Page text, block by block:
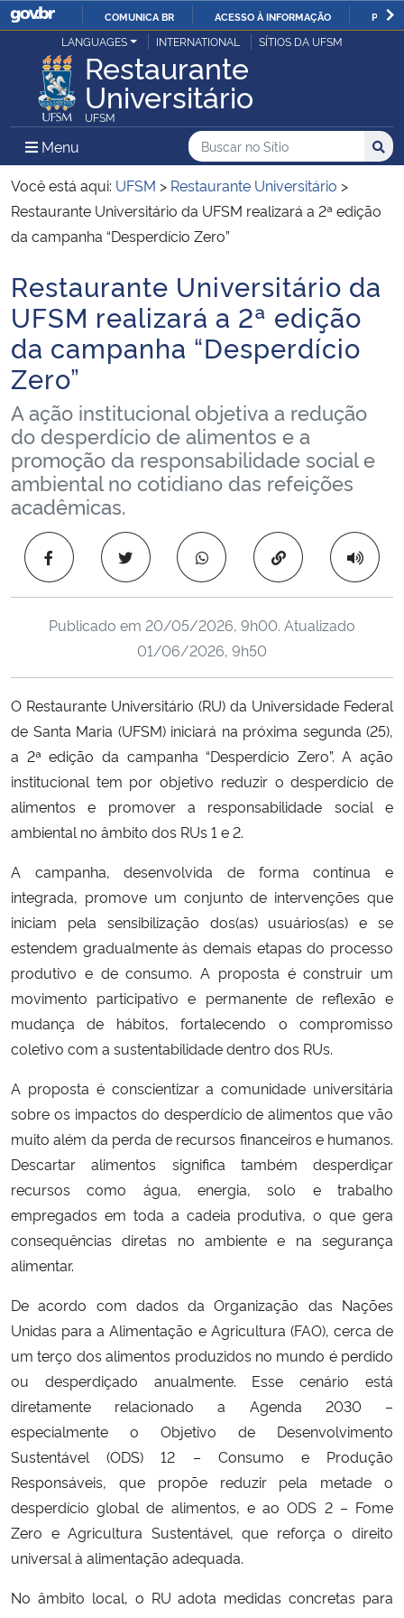
IR
PARA
O
COMUNICA BR ACESSO À INFORMAÇÃO
Ministério da Justiça e Segurança Pública
Ministério da Defesa
Ministério das Relações Exteriores
Ministério da Economia
Ministério da Infraestrutura
Ministério da Agricultura, Pecuária e Abastecimento
Ministério da Educação
Ministério da Cidadania
Ministério da Saúde
Ministério de Minas e Energia
Ministério da Ciência, Tecnologia, Inovações e Comunicações
Ministério do Desenvolvimento Regional
Controladoria-Geral da União
Ministério da Mulher, da Família e dos Direitos Humanos
Secretaria de Governo
Gabinete de Segurança Institucional
Advocacia-Geral da União
Banco Central do Brasil
Planalto
LANGUAGES INTERNATIONAL SÍTIOS DA UFSM
Restaurante
Universitário
UFSM
Menu Menu Principal do Sítio
Busca
Buscar no no Sítio
Busca:
Você está aqui: UFSM > Restaurante Universitário >
Restaurante Universitário da UFSM realizará a 2ª edição
da campanha “Desperdício Zero”
Início do conteúdo
Restaurante Universitário da
UFSM realizará a 2ª edição
da campanha “Desperdício
Zero”
A ação institucional objetiva a redução
do desperdício de alimentos e a
promoção da responsabilidade social e
ambiental no cotidiano das refeições
acadêmicas.
Copiar para área
Publicado em 20/05/2026, 9h00. Atualizado
01/06/2026, 9h50
O Restaurante Universitário (RU) da Universidade Federal
de Santa Maria (UFSM) iniciará na próxima segunda (25),
a 2ª edição da campanha “Desperdício Zero”. A ação
institucional tem por objetivo reduzir o desperdício de
alimentos e promover a responsabilidade social e
ambiental no âmbito dos RUs 1 e 2.
A campanha, desenvolvida de forma contínua e
integrada, promove um conjunto de intervenções que
iniciam pela sensibilização dos(as) usuários(as) e se
estendem gradualmente às demais etapas do processo
produtivo e de consumo. A proposta é construir um
movimento participativo e permanente de reflexão e
mudança de hábitos, fortalecendo o compromisso
coletivo com a sustentabilidade dentro dos RUs.
A proposta é conscientizar a comunidade universitária
sobre os impactos do desperdício de alimentos que vão
muito além da perda de recursos financeiros e humanos.
Descartar alimentos significa também desperdiçar
recursos como água, energia, solo e trabalho
empregados em toda a cadeia produtiva, o que gera
consequências diretas no ambiente e na segurança
alimentar.
De acordo com dados da Organização das Nações
Unidas para a Alimentação e Agricultura (FAO), cerca de
um terço dos alimentos produzidos no mundo é perdido
ou desperdiçado anualmente. Esse cenário está
diretamente relacionado a Agenda 2030 –
especialmente o Objetivo de Desenvolvimento
Sustentável (ODS) 12 – Consumo e Produção
Responsáveis, que propõe reduzir pela metade o
desperdício global de alimentos, e ao ODS 2 – Fome
Zero e Agricultura Sustentável, que reforça o direito
universal à alimentação adequada.
No âmbito local, o RU adota medidas concretas para